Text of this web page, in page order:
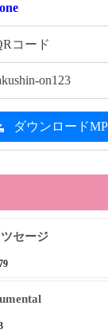
on123
ダウンロード
セージ